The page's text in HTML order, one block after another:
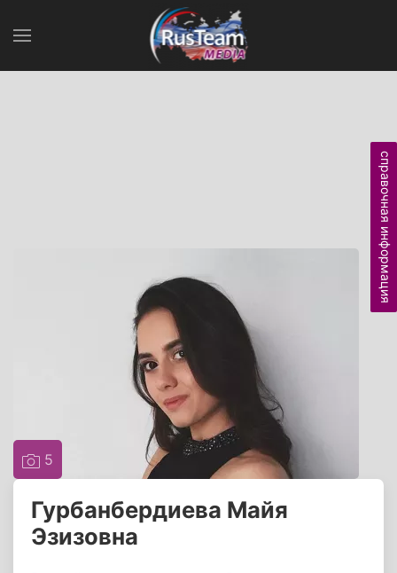
5
Гурбанбердиева Майя
Эзизовна
справочная информация